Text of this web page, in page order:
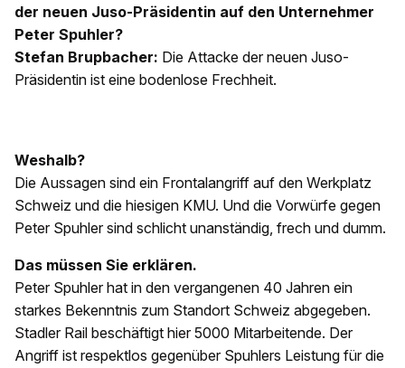
der neuen Juso-Präsidentin auf den Unternehmer
Peter Spuhler?
Stefan Brupbacher: Die Attacke der neuen Juso-
Präsidentin ist eine bodenlose Frechheit.
Weshalb?
Die Aussagen sind ein Frontalangriff auf den Werkplatz
Schweiz und die hiesigen KMU. Und die Vorwürfe gegen
Peter Spuhler sind schlicht unanständig, frech und dumm.
Das müssen Sie erklären.
Peter Spuhler hat in den vergangenen 40 Jahren ein
starkes Bekenntnis zum Standort Schweiz abgegeben.
Stadler Rail beschäftigt hier 5000 Mitarbeitende. Der
Angriff ist respektlos gegenüber Spuhlers Leistung für die